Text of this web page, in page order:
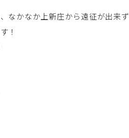
なかなか上新庄から遠征が出来ず
！